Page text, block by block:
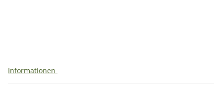
Informationen